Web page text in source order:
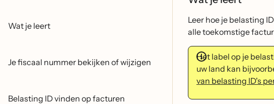
Wat je leert
Je fiscaal nummer bekijken of wijzigen
Belasting ID vinden op facturen
Leer hoe je belasting
alle toekomstige
Het label op je
uw land kan
van belasting ID's